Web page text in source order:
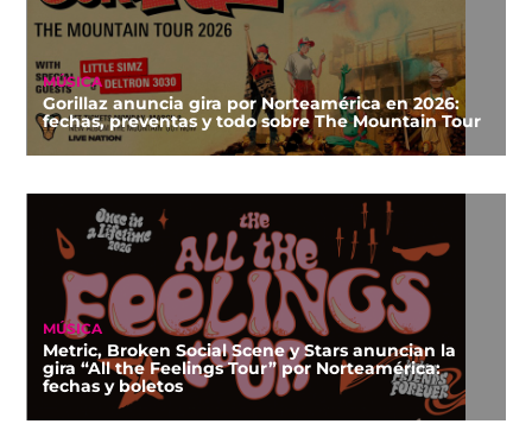
MÚSICA
Gorillaz anuncia gira por Norteamérica en 2026:
fechas, preventas y todo sobre The Mountain Tour
MÚSICA
Metric, Broken Social Scene y Stars anuncian la
gira “All the Feelings Tour” por Norteamérica:
fechas y boletos